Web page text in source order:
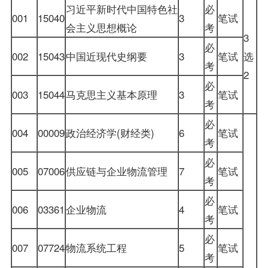
001
15040
习近平新时代中国特色社
会主义思想概论
3
必
考
笔试
3
选
2
002 15043中国近现代史纲要 3
必
考
笔试
003 15044马克思主义基本原理 3
必
考
笔试
004 00009政治经济学(财经类) 6
必
考
笔试
005 07006供应链与企业物流管理 7
必
考
笔试
006 03361 企业物流 4
必
考
笔试
007 07724物流系统工程 5
必
考
笔试